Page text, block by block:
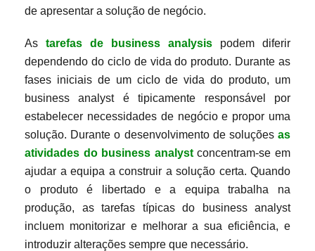
de apresentar a solução de negócio.
As tarefas de business analysis podem diferir
dependendo do ciclo de vida do produto. Durante as
fases iniciais de um ciclo de vida do produto, um
business analyst é tipicamente responsável por
estabelecer necessidades de negócio e propor uma
solução. Durante o desenvolvimento de soluções as
atividades do business analyst concentram-se em
ajudar a equipa a construir a solução certa. Quando
o produto é libertado e a equipa trabalha na
produção, as tarefas típicas do business analyst
incluem monitorizar e melhorar a sua eficiência, e
introduzir alterações sempre que necessário.